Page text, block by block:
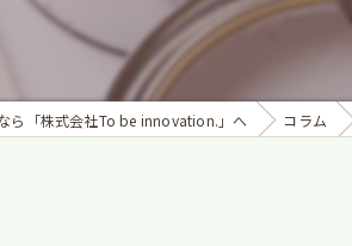
コーキング
ら「株式会社To be innovation.」へ コラム